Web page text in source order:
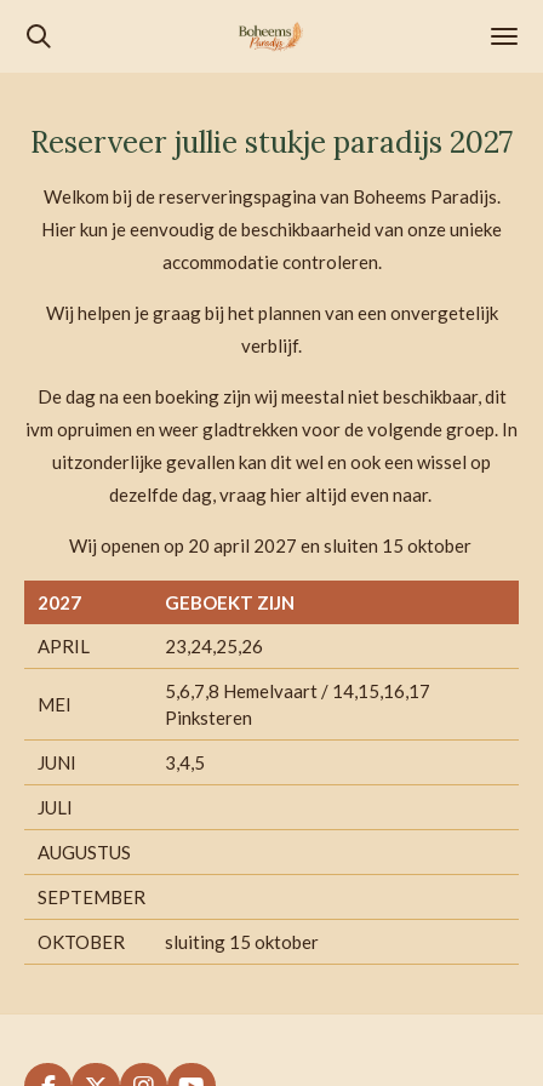
Ga
hoofdinhoud
Reserveer jullie stukje paradijs 2027
Welkom bij de reserveringspagina van Boheems Paradijs.
Hier kun je eenvoudig de beschikbaarheid van onze unieke
accommodatie controleren.
Wij helpen je graag bij het plannen van een onvergetelijk
verblijf.
De dag na een boeking zijn wij meestal niet beschikbaar, dit
ivm opruimen en weer gladtrekken voor de volgende groep. In
uitzonderlijke gevallen kan dit wel en ook een wissel op
dezelfde dag, vraag hier altijd even naar.
Wij openen op 20 april 2027 en sluiten 15 oktober
2027
GEBOEKT ZIJN
APRIL
23,24,25,26
MEI
5,6,7,8 Hemelvaart / 14,15,16,17
Pinksteren
JUNI 3,4,5
JULI
AUGUSTUS
SEPTEMBER
OKTOBER sluiting 15 oktober